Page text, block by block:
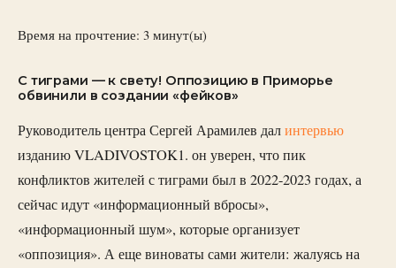
Время на прочтение: 3 минут(ы)
С тиграми — к свету! Оппозицию в Приморье
обвинили в создании «фейков»
Руководитель центра Сергей Арамилев далинтервью
изданию VLADIVOSTOK1. он уверен, что пик
конфликтов жителей с тиграми был в 2022-2023 годах, а
сейчас идут «информационный вбросы»,
«информационный шум», которые организует
«оппозиция». А еще виноваты сами жители: жалуясь на